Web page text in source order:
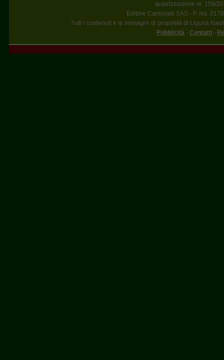
autorizzazione nr. 159/
Editore Carmolab SAS - P. Iva.
Tutti i contenuti e le immagini di proprietà di Liguria
Pubblicità -Contatti -